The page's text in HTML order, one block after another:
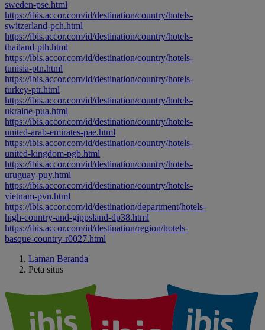
sweden-pse.html
https://ibis.accor.com/id/destination/country/hotels-
switzerland-pch.html
https://ibis.accor.com/id/destination/country/hotels-
thailand-pth.html
https://ibis.accor.com/id/destination/country/hotels-
tunisia-ptn.html
https://ibis.accor.com/id/destination/country/hotels-
turkey-ptr.html
https://ibis.accor.com/id/destination/country/hotels-
ukraine-pua.html
https://ibis.accor.com/id/destination/country/hotels-
united-arab-emirates-pae.html
https://ibis.accor.com/id/destination/country/hotels-
united-kingdom-pgb.html
https://ibis.accor.com/id/destination/country/hotels-
uruguay-puy.html
https://ibis.accor.com/id/destination/country/hotels-
vietnam-pvn.html
https://ibis.accor.com/id/destination/department/hotels-
high-country-and-gippsland-dp38.html
https://ibis.accor.com/id/destination/region/hotels-
basque-country-r0027.html
Laman Beranda
Peta situs